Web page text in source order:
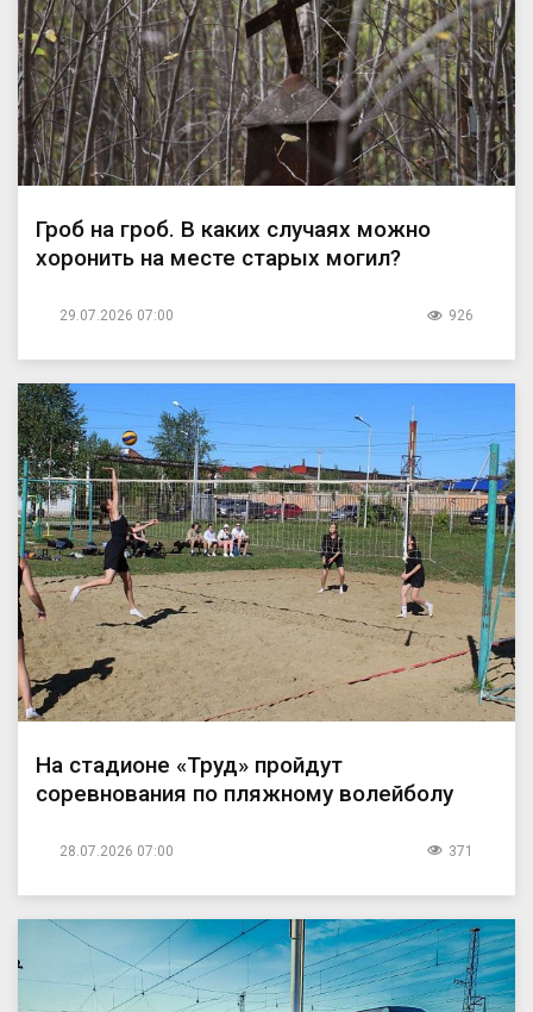
Гроб на гроб. В каких случаях можно
хоронить на месте старых могил?
29.07.2026 07:00 926
На стадионе «Труд» пройдут
соревнования по пляжному волейболу
28.07.2026 07:00 371